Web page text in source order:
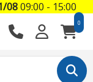
0
0809:00 - 15:00